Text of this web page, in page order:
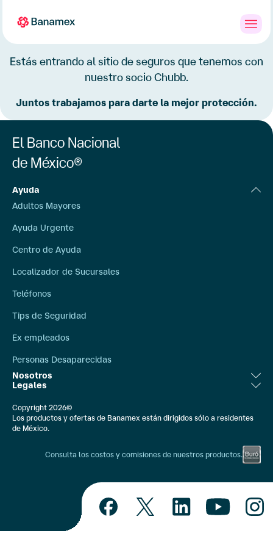
Personas Empresas
Estás entrando al sitio de seguros que tenemos con
nuestro socio Chubb.
Juntos trabajamos para darte la mejor protección.
El Banco Nacional
de México®
Ayuda
Adultos Mayores
Ayuda Urgente
Centro de Ayuda
Localizador de Sucursales
Teléfonos
Tips de Seguridad
Ex empleados
Personas Desaparecidas
Nosotros
Relación con Inversionistas
Bolsa de Trabajo
Comunicación Externa
Educación Financiera
Legales
Ley de Transparencia
Unidad Especializada Banamex/CONDUSEF
Copyright 2026©
Los productos y ofertas de Banamex están dirigidos sólo a residentes
de México.
Consulta los costos y comisiones de nuestros productos.